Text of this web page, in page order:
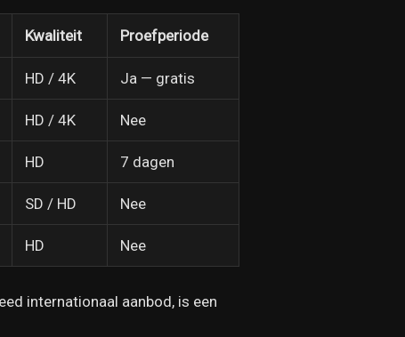
Kwaliteit Proefperiode
HD / 4K Ja — gratis
HD / 4K Nee
HD 7 dagen
SD / HD Nee
HD Nee
internationaal aanbod, is een